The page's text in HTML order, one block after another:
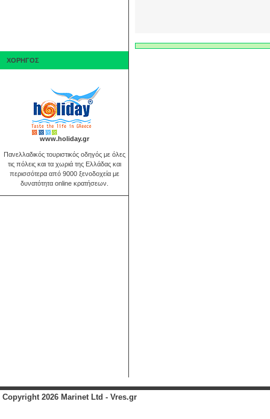
ΧΟΡΗΓΟΣ
www.holiday.gr
Πανελλαδικός τουριστικός οδηγός με όλες
τις πόλεις και τα χωριά της Ελλάδας και
περισσότερα από 9000 ξενοδοχεία με
δυνατότητα online κρατήσεων.
Copyright 2026 Marinet Ltd - Vres.gr